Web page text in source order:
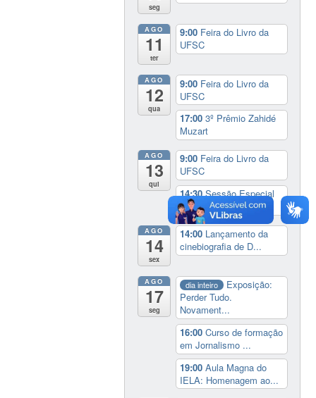
seg
AGO
11
ter
9:00 Feira do Livro da
UFSC
AGO
12
qua
9:00 Feira do Livro da
UFSC
17:003º Prêmio Zahidé
Muzart
AGO
13
qui
9:00 Feira do Livro da
UFSC
14:30Sessão Especial
do Conselho Esta...
AGO
14
sex
14:00 Lançamento da
cinebiografia de D...
AGO
17
seg
dia inteiro
Exposição:
Perder Tudo.
Novament...
16:00Curso de formação
em Jornalismo ...
19:00Aula Magna do
IELA: Homenagem ao...